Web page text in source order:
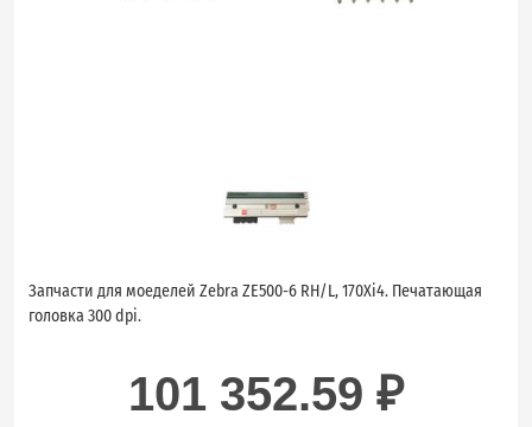
Запчасти для моеделей Zebra ZE500-6 RH/L, 170Xi4. Печатающая
головка 300 dpi.
101 352.59 ₽